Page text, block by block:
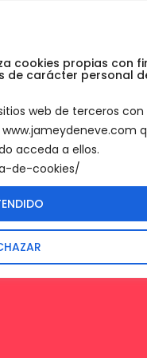
cookies propias con
de carácter personal
web de terceros
acceda a ellos.
de-cookies/
RD-
de
Guía,
Única